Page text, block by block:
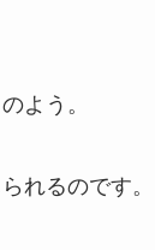
よう。
れるのです。